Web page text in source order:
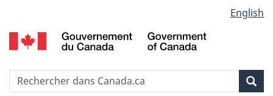
au
contenu
propos
de
la
HTML
simplifiée
selection
English
Recherche